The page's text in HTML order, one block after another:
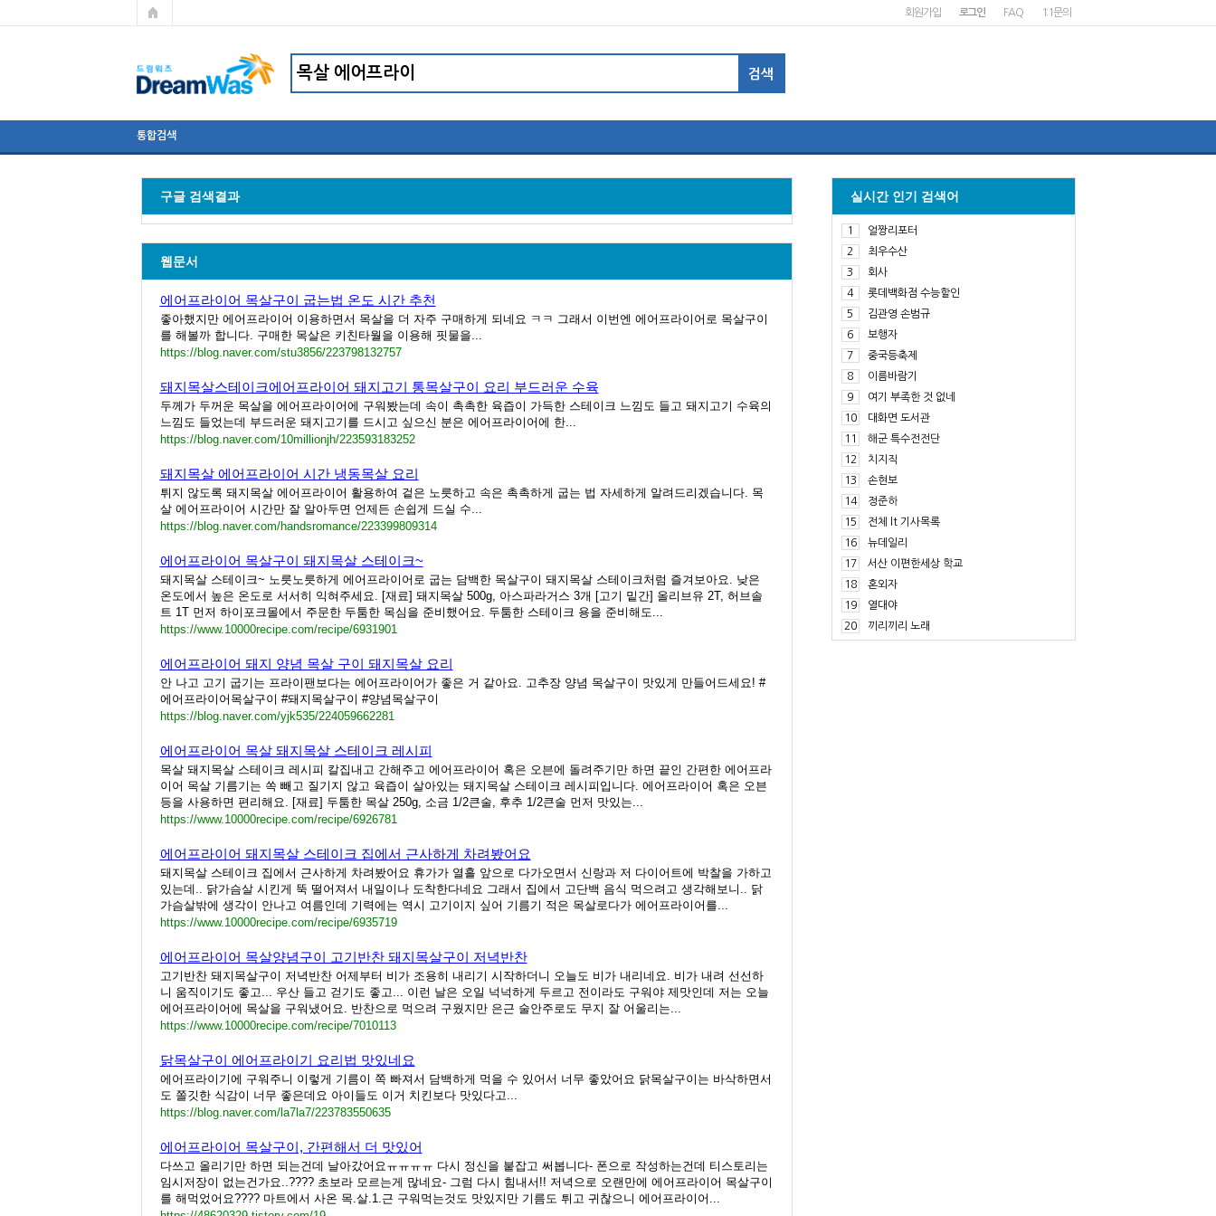
회원가입 로그인 FAQ 1:1문의
통합검색
실시간 인기 검색어
1
얼짱리포터
2
최우수산
3
회사
4
롯데백화점 수능할인
5
김관영 손범규
6
보행자
7
중국등축제
8
이름바람기
9
여기 부족한 것 없네
10
대화면 도서관
11
해군 특수전전단
12
치지직
13
손현보
14
정준하
15
전체 lt 기사목록
16
뉴데일리
17
서산 이편한세상 학교
18
혼외자
19
열대야
20
끼리끼리 노래
구글 검색결과
웹문서
에어프라이어 목살구이 굽는법 온도 시간 추천
좋아했지만 에어프라이어 이용하면서 목살을 더 자주 구매하게 되네요 ㅋㅋ 그래서 이번엔 에어프라이어로 목살구이
를 해볼까 합니다. 구매한 목살은 키친타월을 이용해 핏물을...
https://blog.naver.com/stu3856/223798132757
돼지목살스테이크에어프라이어 돼지고기 통목살구이 요리 부드러운 수육
두께가 두꺼운 목살을 에어프라이어에 구워봤는데 속이 촉촉한 육즙이 가득한 스테이크 느낌도 들고 돼지고기 수육의
느낌도 들었는데 부드러운 돼지고기를 드시고 싶으신 분은 에어프라이어에 한...
https://blog.naver.com/10millionjh/223593183252
돼지목살 에어프라이어 시간 냉동목살 요리
튀지 않도록 돼지목살 에어프라이어 활용하여 겉은 노릇하고 속은 촉촉하게 굽는 법 자세하게 알려드리겠습니다. 목
살 에어프라이어 시간만 잘 알아두면 언제든 손쉽게 드실 수...
https://blog.naver.com/handsromance/223399809314
에어프라이어 목살구이 돼지목살 스테이크~
돼지목살 스테이크~ 노릇노릇하게 에어프라이어로 굽는 담백한 목살구이 돼지목살 스테이크처럼 즐겨보아요. 낮은
온도에서 높은 온도로 서서히 익혀주세요. [재료] 돼지목살 500g, 아스파라거스 3개 [고기 밑간] 올리브유 2T, 허브솔
트 1T 먼저 하이포크몰에서 주문한 두툼한 목심을 준비했어요. 두툼한 스테이크 용을 준비해도...
https://www.10000recipe.com/recipe/6931901
에어프라이어 돼지 양념 목살 구이 돼지목살 요리
안 나고 고기 굽기는 프라이팬보다는 에어프라이어가 좋은 거 같아요. 고추장 양념 목살구이 맛있게 만들어드세요! #
에어프라이어목살구이 #돼지목살구이 #양념목살구이
https://blog.naver.com/yjk535/224059662281
에어프라이어 목살 돼지목살 스테이크 레시피
목살 돼지목살 스테이크 레시피 칼집내고 간해주고 에어프라이어 혹은 오븐에 돌려주기만 하면 끝인 간편한 에어프라
이어 목살 기름기는 쏙 빼고 질기지 않고 육즙이 살아있는 돼지목살 스테이크 레시피입니다. 에어프라이어 혹은 오븐
등을 사용하면 편리해요. [재료] 두툼한 목살 250g, 소금 1/2큰술, 후추 1/2큰술 먼저 맛있는...
https://www.10000recipe.com/recipe/6926781
에어프라이어 돼지목살 스테이크 집에서 근사하게 차려봤어요
돼지목살 스테이크 집에서 근사하게 차려봤어요 휴가가 열흘 앞으로 다가오면서 신랑과 저 다이어트에 박찰을 가하고
있는데.. 닭가슴살 시킨게 뚝 떨어져서 내일이나 도착한다네요 그래서 집에서 고단백 음식 먹으려고 생각해보니.. 닭
가슴살밖에 생각이 안나고 여름인데 기력에는 역시 고기이지 싶어 기름기 적은 목살로다가 에어프라이어를...
https://www.10000recipe.com/recipe/6935719
에어프라이어 목살양념구이 고기반찬 돼지목살구이 저녁반찬
고기반찬 돼지목살구이 저녁반찬 어제부터 비가 조용히 내리기 시작하더니 오늘도 비가 내리네요. 비가 내려 선선하
니 움직이기도 좋고... 우산 들고 걷기도 좋고... 이런 날은 오일 넉넉하게 두르고 전이라도 구워야 제맛인데 저는 오늘
에어프라이어에 목살을 구워냈어요. 반찬으로 먹으려 구웠지만 은근 술안주로도 무지 잘 어울리는...
https://www.10000recipe.com/recipe/7010113
닭목살구이 에어프라이기 요리법 맛있네요
에어프라이기에 구워주니 이렇게 기름이 쪽 빠져서 담백하게 먹을 수 있어서 너무 좋았어요 닭목살구이는 바삭하면서
도 쫄깃한 식감이 너무 좋은데요 아이들도 이거 치킨보다 맛있다고...
https://blog.naver.com/la7la7/223783550635
에어프라이어 목살구이, 간편해서 더 맛있어
다쓰고 올리기만 하면 되는건데 날아갔어요ㅠㅠㅠㅠ 다시 정신을 붙잡고 써봅니다- 폰으로 작성하는건데 티스토리는
임시저장이 없는건가요..???? 초보라 모르는게 많네요- 그럼 다시 힘내서!! 저녁으로 오랜만에 에어프라이어 목살구이
를 해먹었어요???? 마트에서 사온 목.살.1.근 구워먹는것도 맛있지만 기름도 튀고 귀찮으니 에어프라이어...